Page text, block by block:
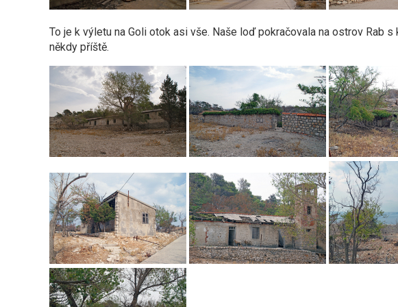
To je k výletu na Goli otok asi vše. Naše loď pokračovala na ostrov Rab
někdy příště.